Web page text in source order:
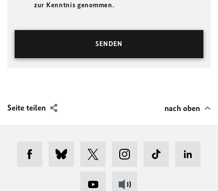
zur Kenntnis genommen.
Seite teilen nach oben